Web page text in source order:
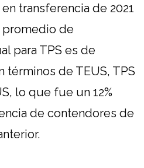
transferencia de 2021
promedio de
para TPS es de
términos de TEUS, TPS
lo que fue un 12%
de contendores de